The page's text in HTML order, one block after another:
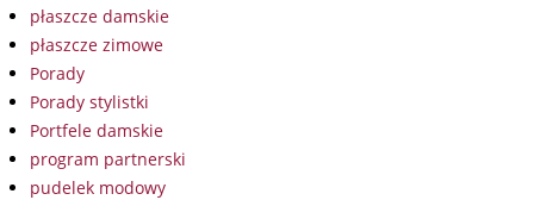
płaszcze damskie
płaszcze zimowe
Porady
Porady stylistki
Portfele damskie
program partnerski
pudelek modowy